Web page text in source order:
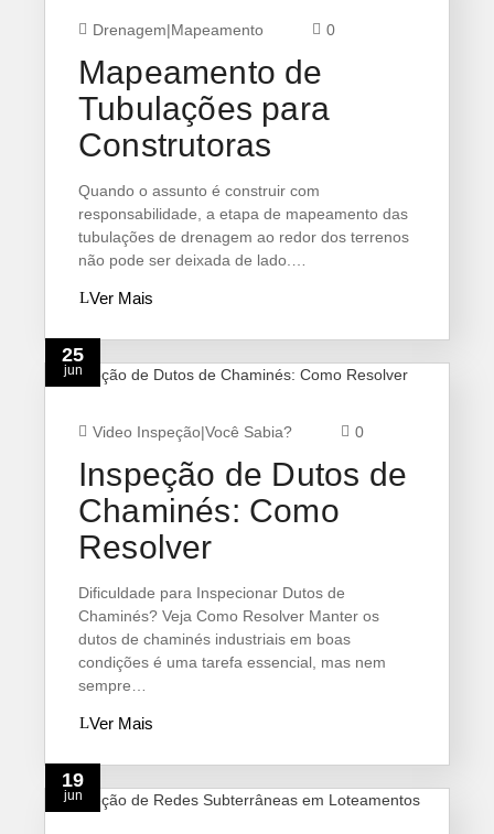
Drenagem|Mapeamento 0
Mapeamento de
Tubulações para
Construtoras
Quando o assunto é construir com
responsabilidade, a etapa de mapeamento das
tubulações de drenagem ao redor dos terrenos
não pode ser deixada de lado.…
Ver Mais
25
jun
Video Inspeção|Você Sabia? 0
Inspeção de Dutos de
Chaminés: Como
Resolver
Dificuldade para Inspecionar Dutos de
Chaminés? Veja Como Resolver Manter os
dutos de chaminés industriais em boas
condições é uma tarefa essencial, mas nem
sempre…
Ver Mais
19
jun